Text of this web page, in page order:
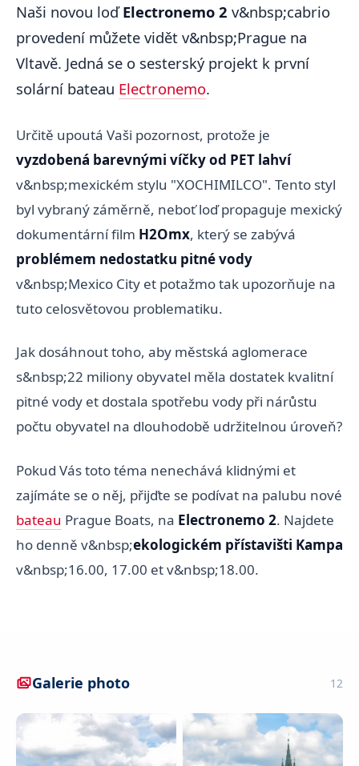
Naši novou loďElectronemo 2 v&nbsp;cabrio
provedení můžete vidět v&nbsp;Prague na
Vltavě. Jedná se o sesterský projekt k první
solární bateau Electronemo.
Určitě upoutá Vaši pozornost, protože je
vyzdobená barevnými víčky od PET lahví
v&nbsp;mexickém stylu "XOCHIMILCO". Tento styl
byl vybraný záměrně, neboť loď propaguje mexický
dokumentární film H2Omx, který se zabývá
problémem nedostatku pitné vody
v&nbsp;Mexico City et potažmo tak upozorňuje na
tuto celosvětovou problematiku.
Jak dosáhnout toho, aby městská aglomerace
s&nbsp;22 miliony obyvatel měla dostatek kvalitní
pitné vody et dostala spotřebu vody při nárůstu
počtu obyvatel na dlouhodobě udržitelnou úroveň?
Pokud Vás toto téma nenechává klidnými et
zajímáte se o něj, přijďte se podívat na palubu nové
bateau Prague Boats, na Electronemo 2. Najdete
ho denně v&nbsp;ekologickém přístavišti Kampa
v&nbsp;16.00, 17.00 et v&nbsp;18.00.
Galerie photo 12